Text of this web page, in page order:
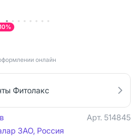
онлайн
Фитолакс
Арт. 514845
ЗАО, Россия